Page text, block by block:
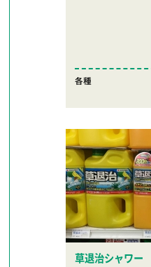
各種
草退治シャワー